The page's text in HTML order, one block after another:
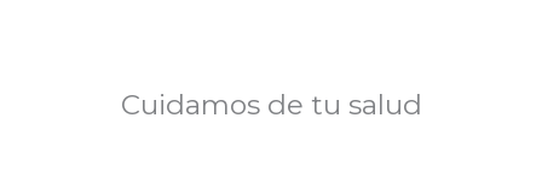
Cuidamos de tu salud